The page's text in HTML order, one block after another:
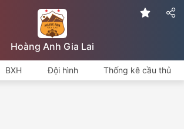
Hoàng Anh Gia Lai
BXH Đội hình Thống kê cầu thủ